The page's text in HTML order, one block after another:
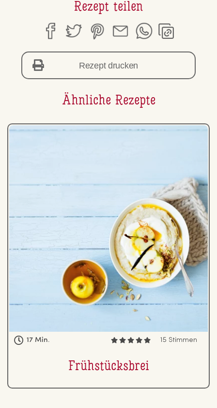
Rezept teilen
Rezept drucken
Ähnliche Rezepte
17 Min. 15 Stimmen
Früh­stücks­brei